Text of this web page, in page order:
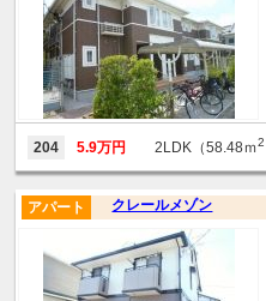
204 5.9万円 2LDK（58.48ｍ2
クレールメゾン
アパート